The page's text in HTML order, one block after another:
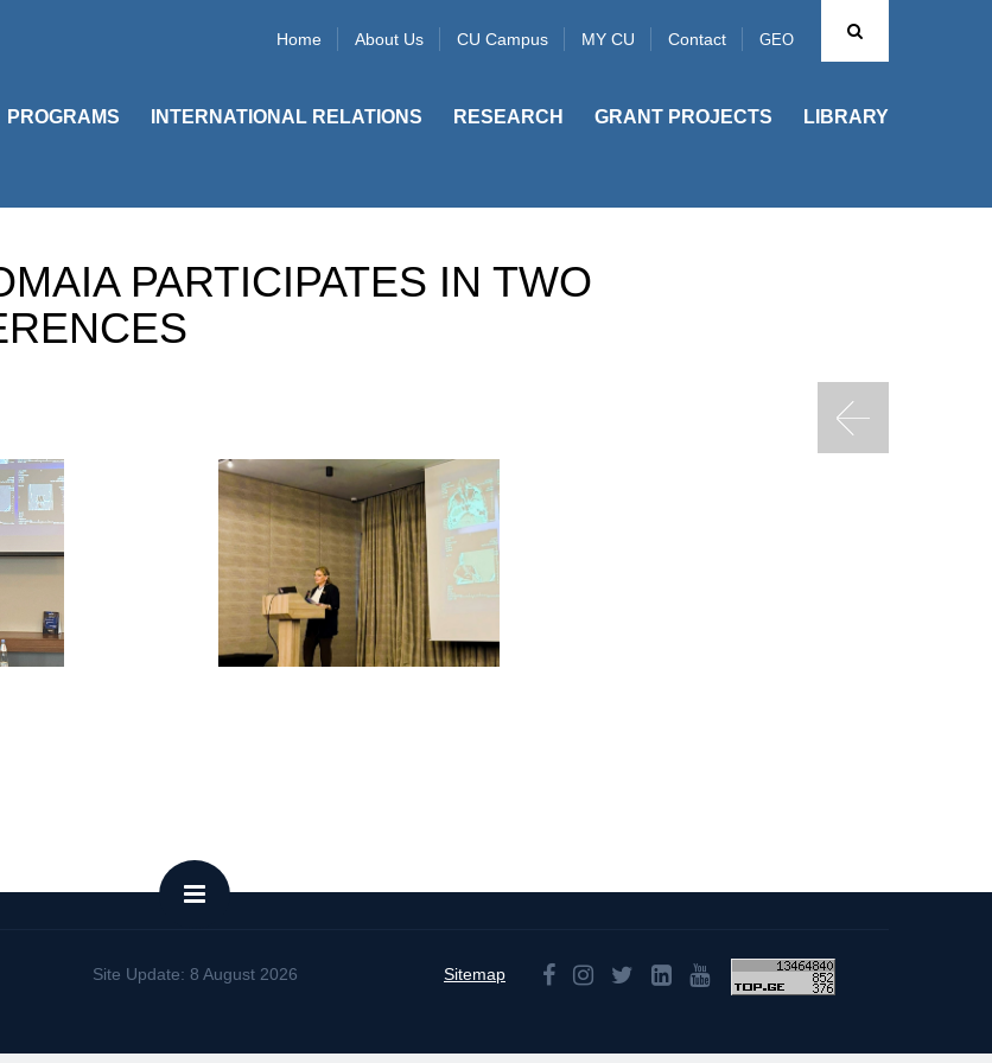
GEO
Home About Us CU Campus MY CU Contact
PROGRAMS INTERNATIONAL RELATIONS RESEARCH GRANT PROJECTS LIBRARY
PARTICIPATES IN TWO
Sitemap
Site Update: 8 August 2026